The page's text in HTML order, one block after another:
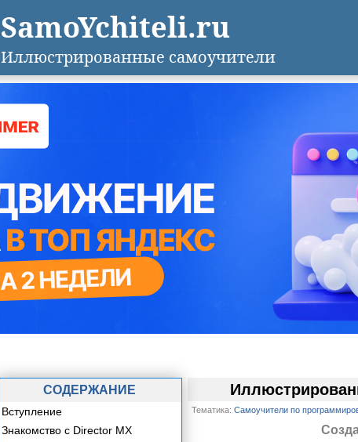
Тематика: Самоучители по
СОДЕРЖАНИЕ
Вступление
Знакомство с Director MX
SamoYchiteli.ru
Иллюстрированные самоучители